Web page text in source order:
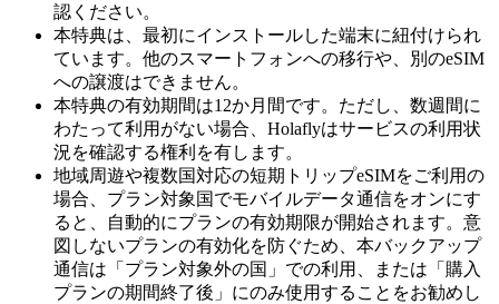
認ください。
本特典は、最初にインストールした端末に紐付けられ
ています。他のスマートフォンへの移行や、別のeSIM
への譲渡はできません。
本特典の有効期間は12か月間です。ただし、数週間に
わたって利用がない場合、Holaflyはサービスの利用状
況を確認する権利を有します。
地域周遊や複数国対応の短期トリップeSIMをご利用の
場合、プラン対象国でモバイルデータ通信をオンにす
ると、自動的にプランの有効期限が開始されます。意
図しないプランの有効化を防ぐため、本バックアップ
通信は「プラン対象外の国」での利用、または「購入
プランの期間終了後」にのみ使用することをお勧めし